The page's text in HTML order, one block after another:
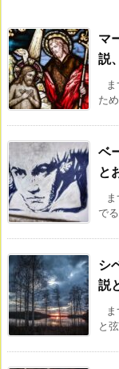
マ
説
た
ベ
と
で
シ
説
と